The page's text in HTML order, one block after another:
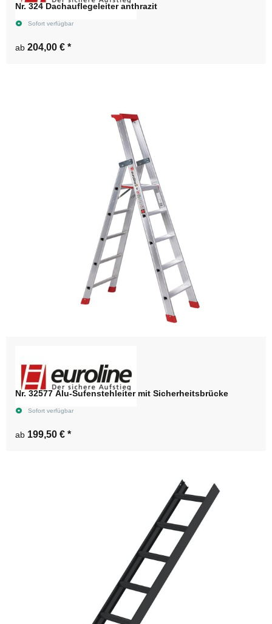
Nr. 324 Dachauflegeleiter anthrazit
Sofort verfügbar
ab 204,00 € *
Nr. 32577 Alu-Sufenstehleiter mit Sicherheitsbrücke
Sofort verfügbar
ab 199,50 € *